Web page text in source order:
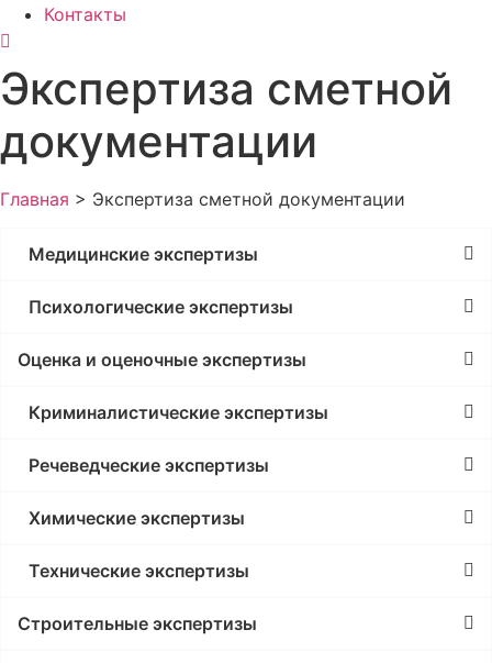
Контакты
Экспертиза сметной
документации
Главная > Экспертиза сметной документации
Медицинские экспертизы
Психологические экспертизы
Оценка и оценочные экспертизы
Криминалистические экспертизы
Речеведческие экспертизы
Химические экспертизы
Технические экспертизы
Строительные экспертизы